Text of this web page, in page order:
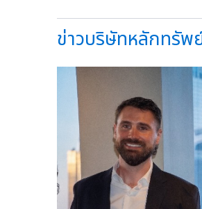
ข่าวบริษัทหลักทรัพ